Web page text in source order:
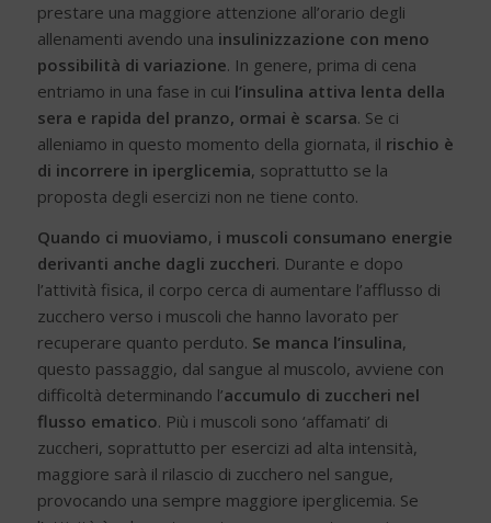
prestare una maggiore attenzione all’orario degli
allenamenti avendo una insulinizzazione con meno
possibilità di variazione. In genere, prima di cena
entriamo in una fase in cui l’insulina attiva lenta della
sera e rapida del pranzo, ormai è scarsa. Se ci
alleniamo in questo momento della giornata, il rischio è
di incorrere in iperglicemia, soprattutto se la
proposta degli esercizi non ne tiene conto.
Quando ci muoviamo, i muscoli consumano energie
derivanti anche dagli zuccheri. Durante e dopo
l’attività fisica, il corpo cerca di aumentare l’afflusso di
zucchero verso i muscoli che hanno lavorato per
recuperare quanto perduto. Se manca l’insulina,
questo passaggio, dal sangue al muscolo, avviene con
difficoltà determinando l’accumulo di zuccheri nel
flusso ematico. Più i muscoli sono ‘affamati’ di
zuccheri, soprattutto per esercizi ad alta intensità,
maggiore sarà il rilascio di zucchero nel sangue,
provocando una sempre maggiore iperglicemia. Se